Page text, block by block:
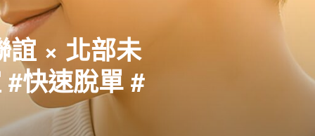
誼 × 北部未
快速脫單 #